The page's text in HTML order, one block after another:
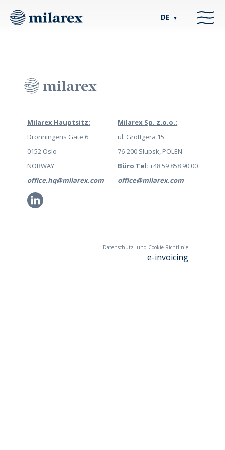
DE ▼
Milarex Hauptsitz:
Dronningens Gate 6
0152 Oslo
NORWAY
office.hq@milarex.com
Li
Milarex Sp. z.o.o.:
ul. Grottgera 15
76-200 Słupsk, POLEN
Büro Tel: +48 59 858 90 00
office@milarex.com
Datenschutz- und Cookie-Richtlinie
e-invoicing